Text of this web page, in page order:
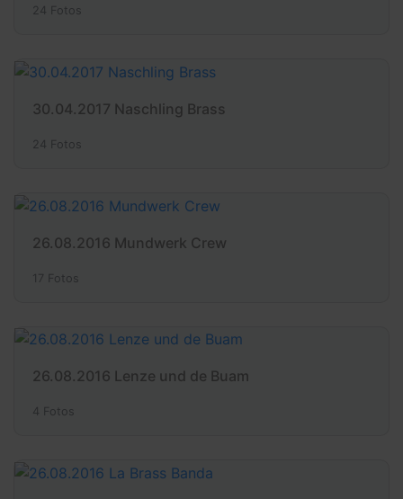
24 Fotos
30.04.2017 Naschling Brass
24 Fotos
26.08.2016 Mundwerk Crew
17 Fotos
26.08.2016 Lenze und de Buam
4 Fotos